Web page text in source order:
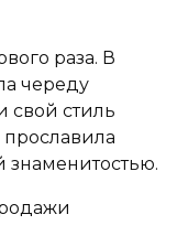
раза. В
череду
свой стиль
прославила